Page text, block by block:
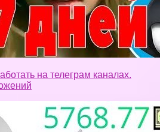
НА НОВОМ NVUTI!
6Ч!